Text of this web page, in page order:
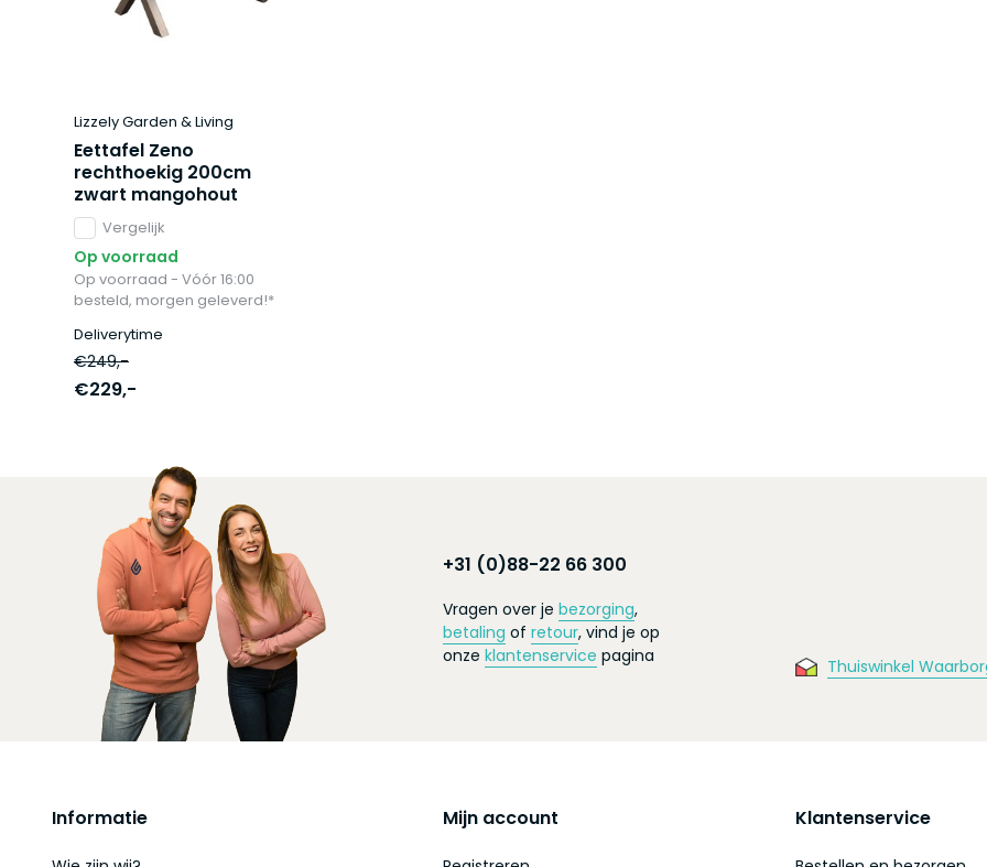
Lizzely Garden & Living
Eettafel Zeno
rechthoekig 200cm
zwart mangohout
Vergelijk
Op voorraad
Op voorraad - Vóór 16:00
besteld, morgen geleverd!*
Deliverytime
€249,-
€229,-
+31 (0)88-22 66 300
Vragen over je bezorging,
betaling of retour, vind je op
onze klantenservice pagina Thuiswinkel
Informatie Mijn account Klantenservice